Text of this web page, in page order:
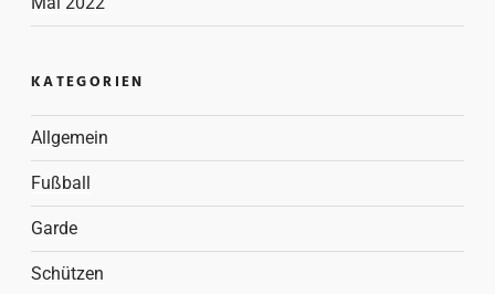
KATEGORIEN
Allgemein
Fußball
Garde
Schützen